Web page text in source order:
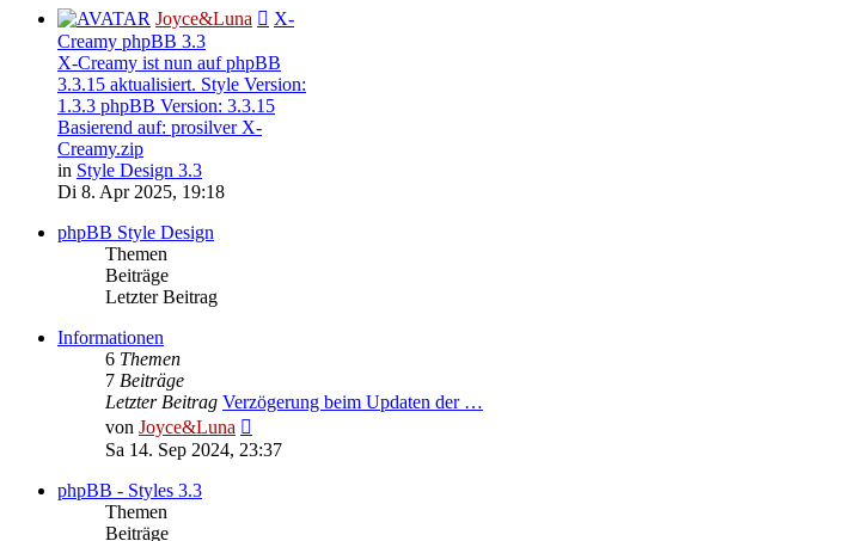
Joyce&Luna
X-
Creamy phpBB 3.3
X-Creamy ist nun auf phpBB
3.3.15 aktualisiert. Style Version:
1.3.3 phpBB Version: 3.3.15
Basierend auf: prosilver X-
Creamy.zip
in Style Design 3.3
Di 8. Apr 2025, 19:18
phpBB Style Design
Themen
Beiträge
Letzter Beitrag
Informationen
6 Themen
7 Beiträge
Letzter Beitrag Verzögerung beim Updaten der …
von Joyce&Luna
Beitrag
Sa 14. Sep 2024, 23:37
phpBB - Styles 3.3
Themen
Beiträge